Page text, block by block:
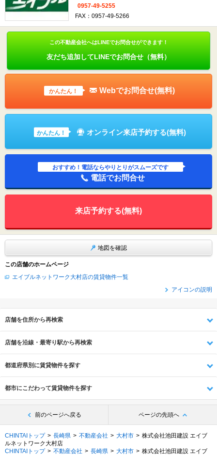
0957-49-5255
FAX：0957-49-5266
この不動産会社へはLINEでお問合せができます！
友だち追加してLINEでお問合せ（無料）
かんたん！ Webでお問合せ(無料)
かんたん！ オンライン来店予約する(無料)
おすすめ！電話ならやりとりがスムーズです
電話でお問合せ
来店予約する(無料)
地図を確認
この店舗のホームページ
エイブルネットワーク大村店の賃貸物件一覧
アイコンの説明
店舗を住所から再検索
店舗を沿線・最寄り駅から再検索
都道府県別に賃貸物件を探す
都市にこだわって賃貸物件を探す
前のページへ戻る ページの先頭へ
CHINTAIトップ 長崎県 不動産会社 大村市
株式会社池田建設 エイブ
ルネットワーク大村店
CHINTAIトップ
不動産会社 長崎県 大村市 株式会社池田建設 エイブ